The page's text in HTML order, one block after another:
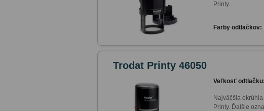
Printy.
Farby odtlačkov:
Trodat Printy 46050
Veľkosť odtlačku:
Najväčšia
Printy. Ďalšie